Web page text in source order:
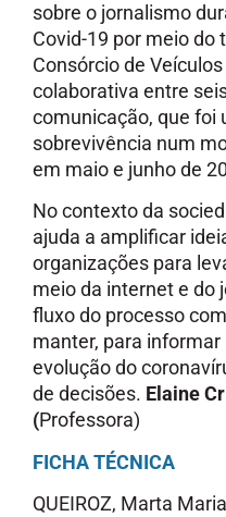
sobre o jornalismo
Covid-19 por meio do
Consórcio de
colaborativa entre
comunicação, que foi
sobrevivência num
em maio e junho de
No contexto da
ajuda a amplificar
organizações para
meio da internet e do
fluxo do processo
manter, para
evolução do
de decisões. Elaine
(Professora)
FICHA TÉCNICA
QUEIROZ, Marta